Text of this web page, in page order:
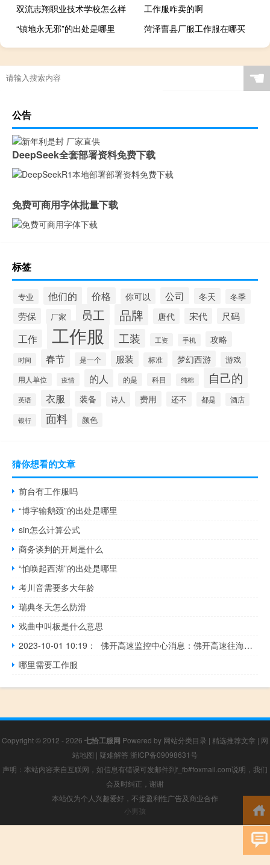
双流志翔职业技术学校怎么样
工作服咋卖的啊
“镇地永无邪”的出处是哪里
菏泽曹县厂服工作服在哪买
☚
公告
DeepSeek全套部署资料免费下载
免费可商用字体批量下载
标签
专业 他们的 价格 你可以 公司 冬天 冬季
劳保 厂家 员工 品牌 唐代 宋代 尺码
工作 工作服 工装 工资 手机 攻略
时间 春节 是一个 服装 标准 梦幻西游 游戏
用人单位 疫情 的人 的是 科目 纯棉 自己的
英语 衣服 装备 诗人 费用 还不 都是 酒店
银行 面料 颜色
猜你想看的文章
前台有工作服吗
“博字输鹅颈”的出处是哪里
sin怎么计算公式
商务谈判的开局是什么
“怕唤起西湖”的出处是哪里
考川音需要多大年龄
瑞典冬天怎么防滑
戏曲中叫板是什么意思
2023-10-01 10:19： 佛开高速监控中心消息：佛开高速往海南方向，赤草互通至共和互通路段，车流量大，现场可缓行通过。 ​​​
哪里需要工作服
Copyright © 2012 - 2026 七恰工服网 Powered by 网站分类目录 | 精选推荐文章 | 网
站地图 | 疑难解答 浙ICP备09098631号
声明：本站内容来自互联网，如信息有错误可发邮件到f_fb#foxmail.com说明，我们
会及时纠正，谢谢
本站仅为个人兴趣爱好，不接盈利性广告及商业合作
小男孩